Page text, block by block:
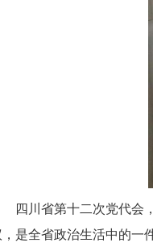
四川省第十二次党代会
，是全省政治生活中的一